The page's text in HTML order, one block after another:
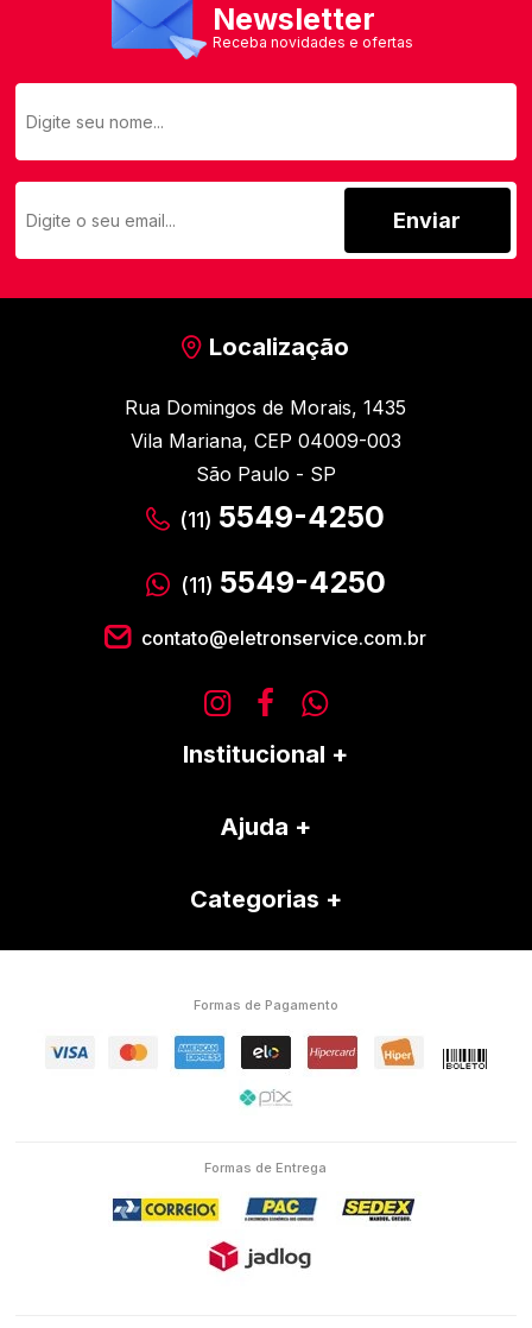
Newsletter
Receba novidades e ofertas
Enviar
Localização
Rua Domingos de Morais, 1435
Vila Mariana, CEP 04009-003
São Paulo - SP
(11) 5549-4250
(11) 5549-4250
contato@eletronservice.com.br
Institucional
Ajuda
Categorias
Formas de Pagamento
Formas de Entrega